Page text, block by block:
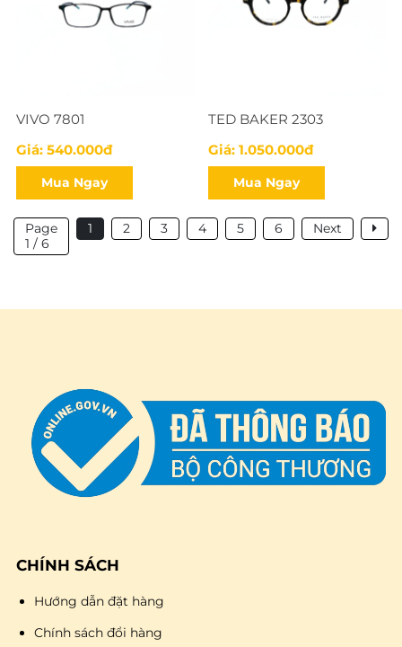
VIVO 7801
Giá: 540.000đ
Mua Ngay
TED BAKER 2303
Giá: 1.050.000đ
Mua Ngay
Page
1 / 6
1 2 3 4 5 6 Next
CHÍNH SÁCH
Hướng dẫn đặt hàng
Chính sách đổi hàng